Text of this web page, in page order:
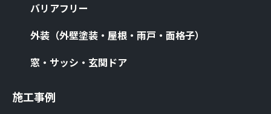
バリアフリー
外装（外壁塗装・屋根・⾬⼾・⾯格⼦）
窓・サッシ・⽞関ドア
施⼯事例